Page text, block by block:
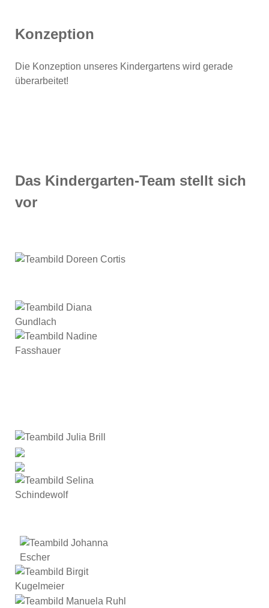
Konzeption
Die Konzeption unseres Kindergartens wird gerade
überarbeitet!
Das Kindergarten-Team stellt sich
vor